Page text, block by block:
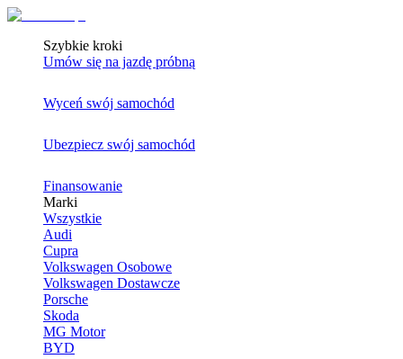
Szybkie kroki
Umów się na jazdę próbną
Wyceń swój samochód
Ubezpiecz swój samochód
Finansowanie
Marki
Wszystkie
Audi
Cupra
Volkswagen Osobowe
Volkswagen Dostawcze
Porsche
Skoda
MG Motor
BYD